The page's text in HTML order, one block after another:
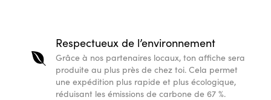
Respectueux de l’environnement
Grâce à nos partenaires locaux, ton affiche sera
produite au plus près de chez toi. Cela permet
une expédition plus rapide et plus écologique,
réduisant les émissions de carbone de 67 %.